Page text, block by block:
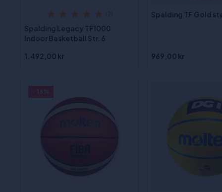
Spalding Legacy TF1000
Indoor Basketball Str. 6
1.492,00 kr
Spalding TF Gold
969,00 kr